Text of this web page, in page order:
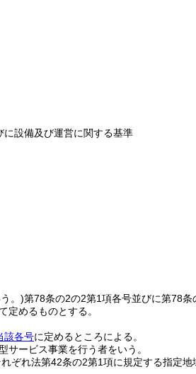
設備及び運営に関する基準
。)第78条の2の2第1項各号並びに第78
定めるものとする。
該各号に定めるところによる。
ービス事業を行う者をいう。
れ法第42条の2第1項に規定する指定